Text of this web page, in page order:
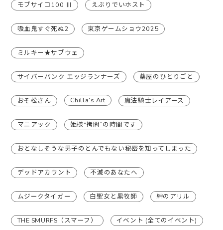
モブサイコ100 Ⅲ えぶりでいホスト
吸血鬼すぐ死ぬ2 東京ゲームショウ2025
ミルキー★サブウェ
サイバーパンク エッジランナーズ 薬屋のひとりごと
おそ松さん Chilla's Art 魔法騎士レイアース
マニアック 姫様“拷問”の時間です
おとなしそうな男子のとんでもない秘密を知ってしまった
デッドアカウント 不滅のあなたへ
ムジークタイガー 白聖女と黒牧師 絆のアリル
THE SMURFS（スマーフ） イベント (全てのイベント)